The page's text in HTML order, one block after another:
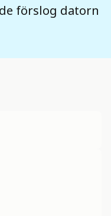
förslog datorn